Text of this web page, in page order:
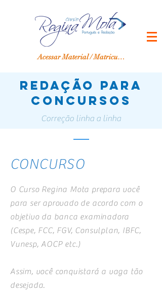
Acessar Material / Matricular-se
redação para
CONCURSOS
Correção linha a linha
CONCURSO
O Curso Regina Mota prepara você
para ser aprovado de acordo com o
objetivo da banca examinadora
(Cespe, FCC, FGV, Consulplan, IBFC,
Vunesp, AOCP etc.)
Assim, você conquistará a vaga tão
desejada.